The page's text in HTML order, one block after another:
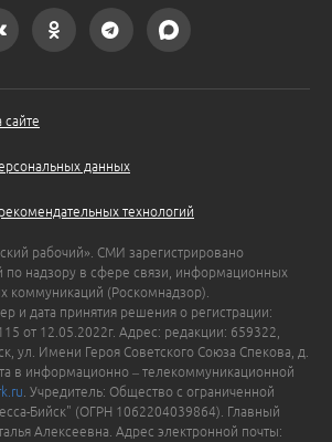
данных
технологий
рабочий». СМИ зарегистрировано
по надзору в сфере связи, информационных
коммуникаций (Роскомнадзор).
и дата принятия решения о регистрации:
от 12.05.2022г. Адрес: редакции: 659322,
ул. Имени Героя Советского Союза Спекова, д.
в информационно – телекоммуникационной
. Учредитель: Общество с ограниченной
Бийск" (ОГРН 1062204039864). Главный
Алексеевна. Адрес электронной почты: